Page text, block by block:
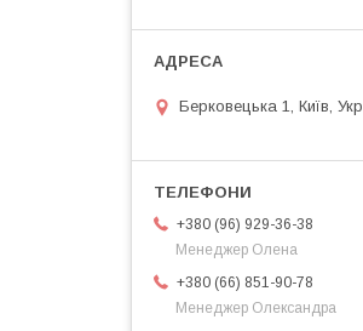
Берковецька 1, Київ,
+380 (96) 929-36-38
Менеджер Олена
+380 (66) 851-90-78
Менеджер Олександра